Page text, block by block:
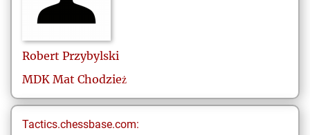
Robert Przybylski
MDK Mat Chodzież
Tactics.chessbase.com: